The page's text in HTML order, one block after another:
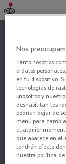
Nos
Tanto nosotros
a datos
en tu dispositivo.
tecnologías de
«nosotros y
deshabilitan los
podrían dejar de
menú para
cualquier
que aparece en el
tendrán efecto
nuestra política